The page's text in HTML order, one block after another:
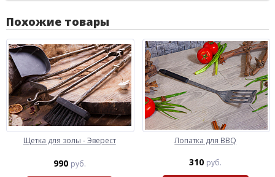
Похожие товары
Щетка для золы - Эверест
990 руб.
Лопатка для BBQ
310 руб.